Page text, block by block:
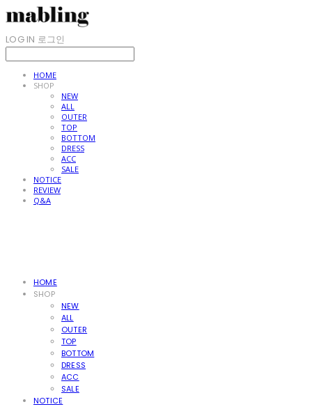
LOG IN 로그인
HOME
SHOP
NEW
ALL
OUTER
TOP
BOTTOM
DRESS
ACC
SALE
NOTICE
REVIEW
Q&A
HOME
SHOP
NEW
ALL
OUTER
TOP
BOTTOM
DRESS
ACC
SALE
NOTICE